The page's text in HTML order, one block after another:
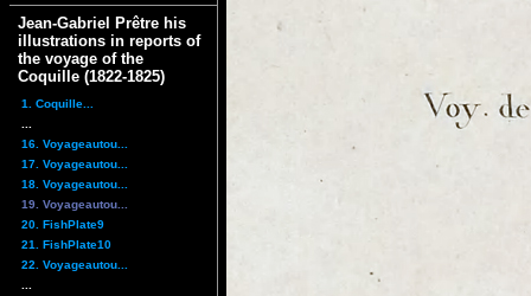
Jean-Gabriel Prêtre his
illustrations in reports of
the voyage of the
Coquille (1822-1825)
1. Coquille...
16. Voyageautou...
17. Voyageautou...
18. Voyageautou...
19. Voyageautou...
20. FishPlate9
21. FishPlate10
22. Voyageautou...